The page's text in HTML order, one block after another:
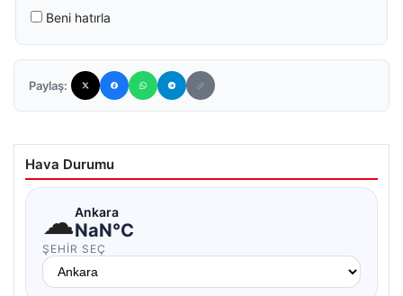
Beni hatırla
Paylaş:
Hava Durumu
☁Ankara
NaN°C
ŞEHIR SEÇ